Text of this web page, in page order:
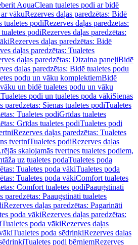
AquaClean tualetes podi ar bidē
vākuRezerves daļas paredzētas: Bidē
tualetes podiRezerves daļas paredzētas:
podiRezerves daļas paredzētas:
Rezerves daļas paredzētas: Bidē
daļas paredzētas: Tualetes
daļas paredzētas: Dizaina paneļiBidē
daļas paredzētas: Bidē tualetes podu
podu un vāku komplektiemBidē
un bidē tualetes podu un vāku
Tualetes podi un tualetes poda vākiSienas
paredzētas: Sienas tualetes podiTualetes
Tualetes podiGrīdas tualetes
Grīdas tualetes podiTualetes podi
Rezerves daļas paredzētas: Tualetes
tvertniTualetes podiRezerves daļas
skalojamās tvertnes tualetes podiem,
uz tualetes podaTualetes poda
Tualetes poda vākiTualetes poda
Tualetes poda vākiComfort tualetes
Comfort tualetes podiPaaugstināti
paredzētas: Paaugstināti tualetes
Rezerves daļas paredzētas: Pagarināti
poda vākiRezerves daļas paredzētas:
Tualetes poda vākiRezerves daļas
Tualetes poda sēdriņķiRezerves daļas
Tualetes podi bērniemRezerves